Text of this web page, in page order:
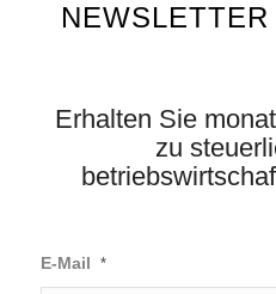
NEWSLETTER
Erhalten Sie
zu
E-Mail *